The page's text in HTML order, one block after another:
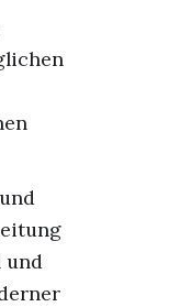
und